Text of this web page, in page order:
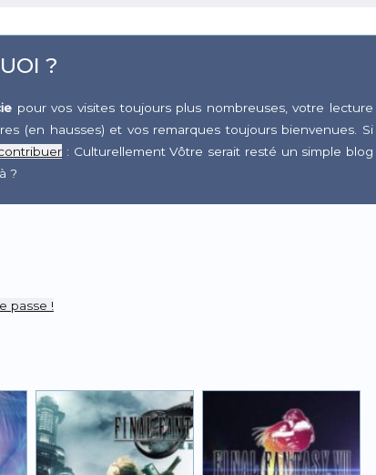
?
pour vos visites toujours plus nombreuses, votre lecture
(en hausses) et vos remarques toujours bienvenues. Si
: Culturellement Vôtre serait resté un simple blog
?
passe !